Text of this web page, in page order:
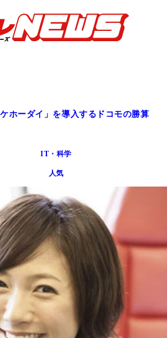
ホーダイ」を導入するドコモの勝算
IT・科学
人気